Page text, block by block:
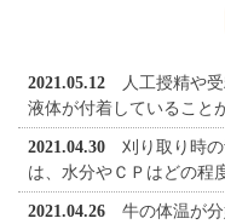
2021.05.12
人工授精や
液体が付着していること
2021.04.30
刈り取り時
は、水分やＣＰはどの程
2021.04.26
牛の体温が